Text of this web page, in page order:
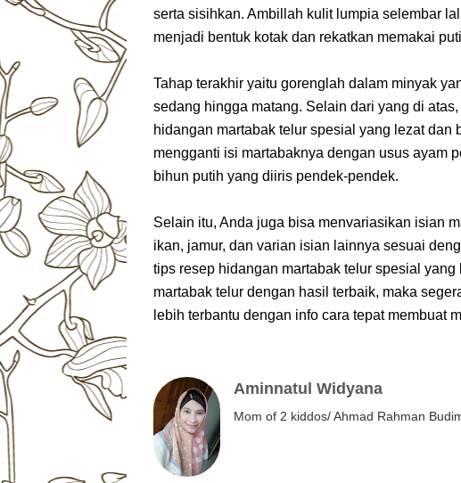
serta sisihkan. Ambillah kulit lumpia selembar
menjadi bentuk kotak dan rekatkan memakai
Tahap terakhir yaitu gorenglah dalam minyak
sedang hingga matang. Selain dari yang di
hidangan martabak telur spesial yang lezat dan
mengganti isi martabaknya dengan usus ayam
bihun putih yang diiris pendek-pendek.
Selain itu, Anda juga bisa menvariasikan isian
ikan, jamur, dan varian isian lainnya sesuai
tips resep hidangan martabak telur spesial
martabak telur dengan hasil terbaik, maka
lebih terbantu dengan info cara tepat membuat
Aminnatul Widyana
Mom of 2 kiddos/ Ahmad Rahman